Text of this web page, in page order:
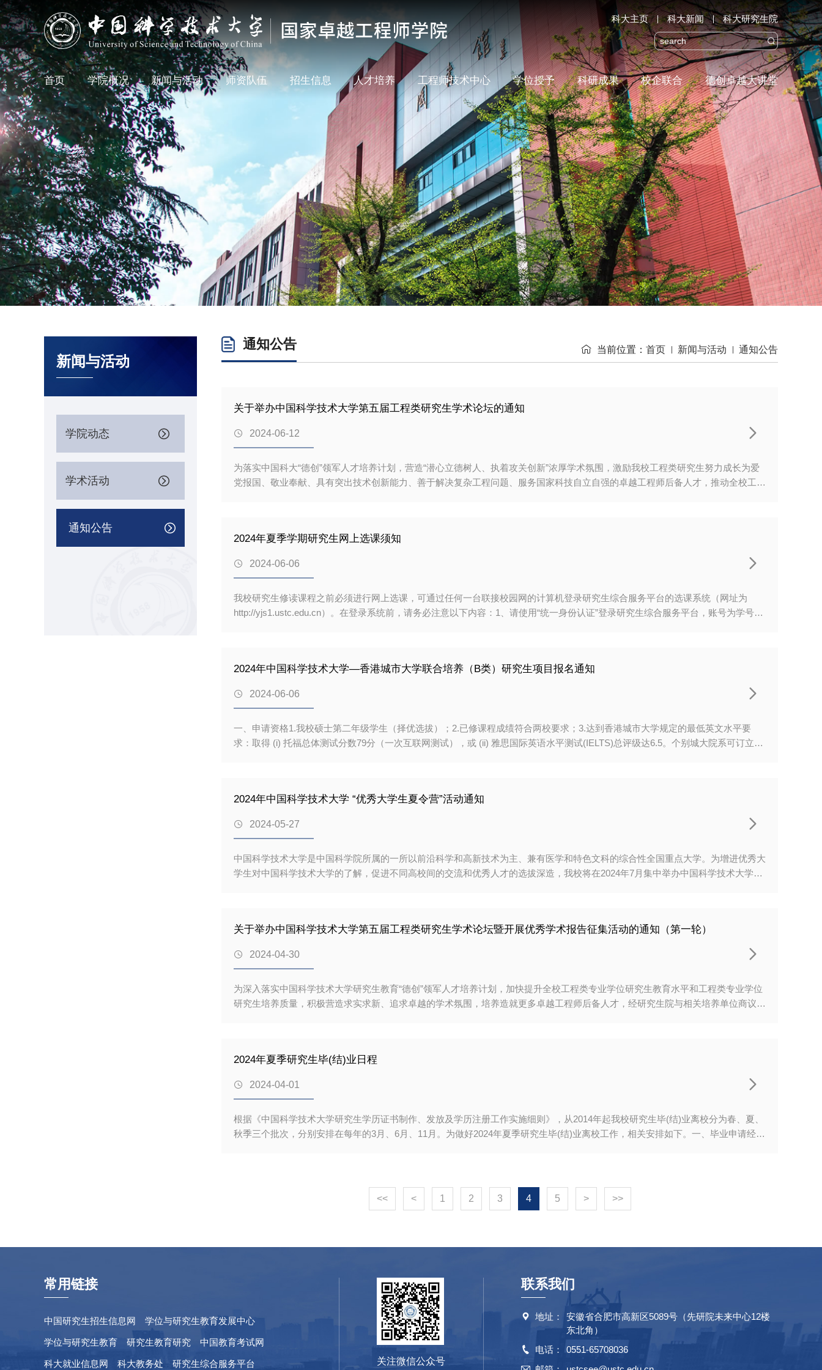
科大主页 科大新闻 科大研究生院

首页 学院概况 新闻与活动 师资队伍 招生信息 人才培养 工程师技术中心 学位授予 科研成果 校企联合 德创卓越大讲堂
新闻与活动
学院动态 
学术活动 
通知公告 
通知公告  当前位置： 首页 新闻与活动 通知公告
关于举办中国科学技术大学第五届工程类研究生学术论坛的通知
 2024-06-12 
为落实中国科大“德创”领军人才培养计划，营造“潜心立德树人、执着攻关创新”浓厚学术氛围，激励我校工程类研究生努力成长为爱
党报国、敬业奉献、具有突出技术创新能力、善于解决复杂工程问题、服务国家科技自立自强的卓越工程师后备人才，推动全校工程
楼报告厅电子信息分论坛：先进技术研究院未来中心A206会议室先进制造与能源动力分论坛：先进技术研究院未来中心A203会议室
材料化工、资源环境与生物医药分论坛：先进技术研究院未来中心B310会议室五、论坛流程（一）开幕式（9:00-9:40）1.领导致辞2.
与会人员合影（二）主论坛（9:40-11:40）报告一：从纳尺度力学到宏观应用报告人：吴恒安，中国科学技术大学工程科学学院执行
2024年夏季学期研究生网上选课须知
 2024-06-06 
我校研究生修读课程之前必须进行网上选课，可通过任何一台联接校园网的计算机登录研究生综合服务平台的选课系统（网址为
http://yjs1.ustc.edu.cn）。在登录系统前，请务必注意以下内容：1、请使用“统一身份认证”登录研究生综合服务平台，账号为学号，
课，须填写《研究生课程退选单》（研究生院主页培养文档中下载），经导师、院（系）、室主任批准，至开课系办理有关退课手
续；课程开始授课三周后，研究生即不得以科研任务重、修课难度大、被派出差、课程冲突等理由退课。办理正式选课手续的研究生
必须参加课程教学的各个环节，无故不参加课程学习及考试者，成绩按旷考处理。4、由于学校校区较多且部分校区距离较远，请大
2024年中国科学技术大学—香港城市大学联合培养（B类）研究生项目报名通知
 2024-06-06 
一、申请资格1.我校硕士第二年级学生（择优选拔）；2.已修课程成绩符合两校要求；3.达到香港城市大学规定的最低英文水平要
求：取得 (i) 托福总体测试分数79分（一次互联网测试），或 (ii) 雅思国际英语水平测试(IELTS)总评级达6.5。个别城大院系可订立更
年，第三年保留中科大硕士生身份，并同时获得城大博士生身份。在完成硕士课程学习后在城大（香港本部）修读博士课程及完成学
位论文。学生可以在修读博士课程期间，完成中科大的硕士学位论文和发表文章的要求，并申请中科大的硕士学位。城大的博士学位
正常期限为三年。培养模式如下：学年年期模
2024年中国科学技术大学 “优秀大学生夏令营”活动通知
 2024-05-27 
中国科学技术大学是中国科学院所属的一所以前沿科学和高新技术为主、兼有医学和特色文科的综合性全国重点大学。为增进优秀大
学生对中国科学技术大学的了解，促进不同高校间的交流和优秀人才的选拔深造，我校将在2024年7月集中举办中国科学技术大学优
生资格； 5、各学院其他报名要求（请查阅中国科学技术大学夏令营官网首页各学院夏令营通知）。四、申请程序 1、网上报名 中国
科学技术大学夏令营在线报名系统已开通。请登录中国科学技术大学夏令营官网http://xly.ustc.edu.cn/，点击网上报名模块，选择登
录网上报名系统http://tqms.ustc.edu.cn/进行在线报名并上传相关材料。
关于举办中国科学技术大学第五届工程类研究生学术论坛暨开展优秀学术报告征集活动的通知（第一轮）
 2024-04-30 
为深入落实中国科学技术大学研究生教育“德创”领军人才培养计划，加快提升全校工程类专业学位研究生教育水平和工程类专业学位
研究生培养质量，积极营造求实求新、追求卓越的学术氛围，培养造就更多卓越工程师后备人才，经研究生院与相关培养单位商议，
平台以第二轮通知为准。四、论坛参加对象全校“电子信息”“机械”“材料与化工”“资源与环境”“能源动力”“生物与医药”等工程类专业学位
分“电子信息”类优秀在学研究生或毕业生作学术报告并请相关专家作学术点评。3.先进制造与能源动力分论坛：遴选部分“机械”“能源
2024年夏季研究生毕(结)业日程
 2024-04-01 
根据《中国科学技术大学研究生学历证书制作、发放及学历注册工作实施细则》，从2014年起我校研究生毕(结)业离校分为春、夏、
秋季三个批次，分别安排在每年的3月、6月、11月。为做好2024年夏季研究生毕(结)业离校工作，相关安排如下。一、毕业申请经审
定“申请毕业证书”，填写答辩日期并提交申请；3.院系教学秘书核对答辩日期等信息是否属实并及时审核通过，填写错误的需要求学
<< < 1 2 3 4 5 > >>
常用链接
中国研究生招生信息网 学位与研究生教育发展中心
学位与研究生教育 研究生教育研究 中国教育考试网
科大就业信息网 科大教务处 研究生综合服务平台 关注微信公众号
联系我们
 地址：
安徽省合肥市高新区5089号（先研院未来中心12楼
东北角）
 电话： 0551-65708036